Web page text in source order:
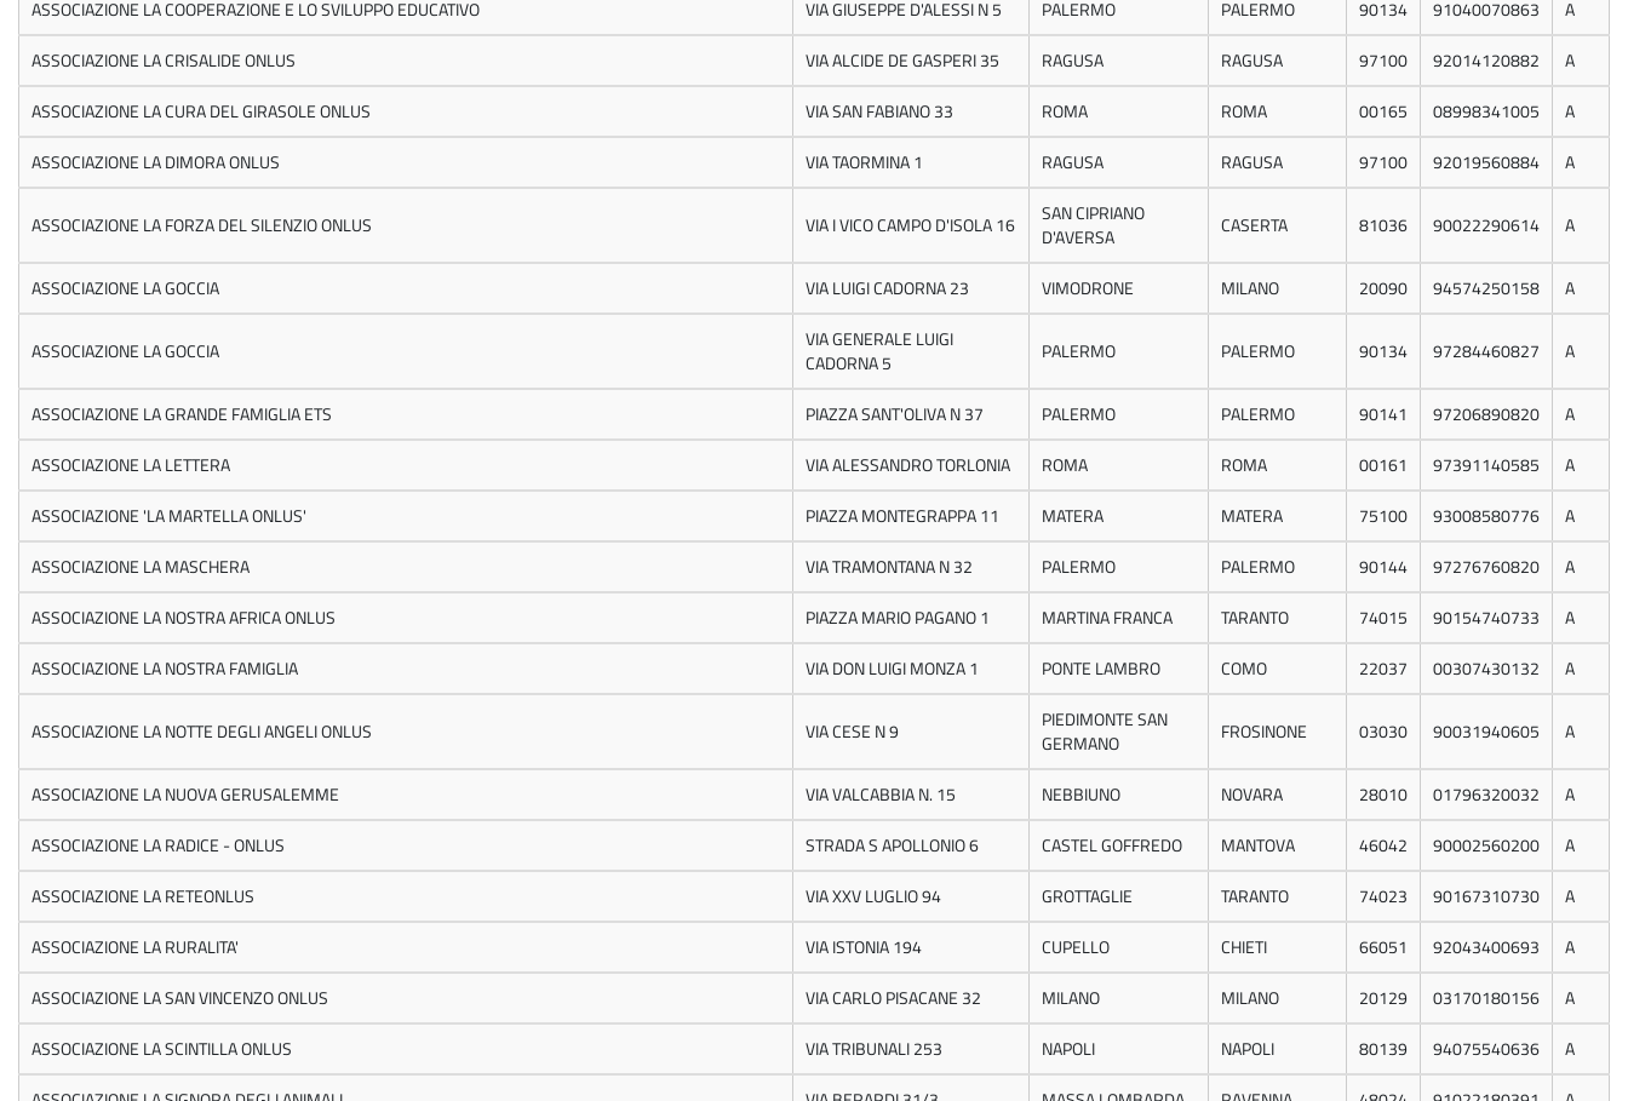
ASSOCIAZIONE LA COOPERAZIONE E LO SVILUPPO EDUCATIVO
VIA GIUSEPPE D'ALESSI N 5 PALERMO PALERMO 90134 91040070863
A
ASSOCIAZIONE LA CRISALIDE ONLUS
VIA ALCIDE DE GASPERI 35 RAGUSA RAGUSA 97100 92014120882
A
ASSOCIAZIONE LA CURA DEL GIRASOLE ONLUS
VIA SAN FABIANO 33 ROMA ROMA 00165 08998341005
A
ASSOCIAZIONE LA DIMORA ONLUS
VIA TAORMINA 1 RAGUSA RAGUSA 97100 92019560884 A
ASSOCIAZIONE LA FORZA DEL SILENZIO ONLUS VIA I VICO CAMPO D'ISOLA 16
SAN CIPRIANO
D'AVERSA
CASERTA 81036 90022290614 A
ASSOCIAZIONE LA GOCCIA VIA LUIGI CADORNA 23 VIMODRONE MILANO 20090 94574250158 A
ASSOCIAZIONE LA GOCCIA
VIA GENERALE LUIGI
CADORNA 5
PALERMO PALERMO 90134 97284460827 A
ASSOCIAZIONE LA GRANDE FAMIGLIA ETS PIAZZA SANT'OLIVA N 37 PALERMO PALERMO 90141 97206890820
A
ASSOCIAZIONE LA LETTERA
VIA ALESSANDRO TORLONIA ROMA ROMA 00161 97391140585
A
ASSOCIAZIONE 'LA MARTELLA ONLUS'
PIAZZA MONTEGRAPPA 11 MATERA MATERA 75100 93008580776
A
ASSOCIAZIONE LA MASCHERA
VIA TRAMONTANA N 32 PALERMO PALERMO 90144 97276760820
A
ASSOCIAZIONE LA NOSTRA AFRICA ONLUS
PIAZZA MARIO PAGANO 1 MARTINA FRANCA TARANTO 74015 90154740733
A
ASSOCIAZIONE LA NOSTRA FAMIGLIA
VIA DON LUIGI MONZA 1 PONTE LAMBRO COMO 22037 00307430132 A
ASSOCIAZIONE LA NOTTE DEGLI ANGELI ONLUS VIA CESE N 9
PIEDIMONTE SAN
GERMANO
FROSINONE 03030 90031940605 A
ASSOCIAZIONE LA NUOVA GERUSALEMME VIA VALCABBIA N. 15 NEBBIUNO NOVARA 28010 01796320032
A
ASSOCIAZIONE LA RADICE - ONLUS
STRADA S APOLLONIO 6 CASTEL GOFFREDO MANTOVA 46042 90002560200
A
ASSOCIAZIONE LA RETEONLUS
VIA XXV LUGLIO 94 GROTTAGLIE TARANTO 74023 90167310730
A
ASSOCIAZIONE LA RURALITA'
VIA ISTONIA 194 CUPELLO CHIETI 66051 92043400693
A
ASSOCIAZIONE LA SAN VINCENZO ONLUS
VIA CARLO PISACANE 32 MILANO MILANO 20129 03170180156
A
ASSOCIAZIONE LA SCINTILLA ONLUS
VIA TRIBUNALI 253 NAPOLI NAPOLI 80139 94075540636
A